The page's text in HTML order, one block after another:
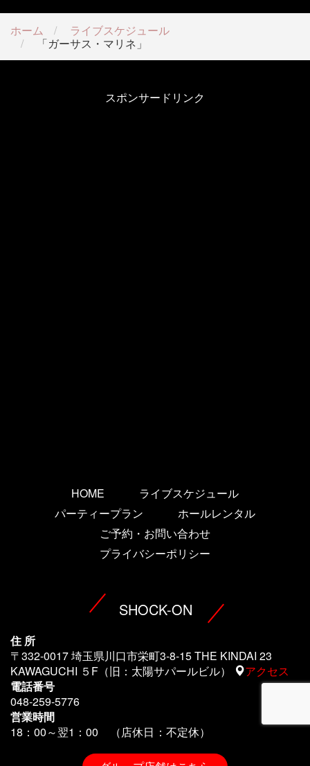
ホーム
ライブスケジュール
「ガーサス・マリネ」
スポンサードリンク
HOME
ライブスケジュール
パーティープラン
ホールレンタル
ご予約・お問い合わせ
プライバシーポリシー
SHOCK-ON
住 所
〒332-0017 埼玉県川口市栄町3-8-15 THE KINDAI 23
KAWAGUCHI ５F（旧：太陽サパールビル）
アクセス
電話番号
048-259-5776
営業時間
18：00～翌1 ：00 （店休日：不定休）